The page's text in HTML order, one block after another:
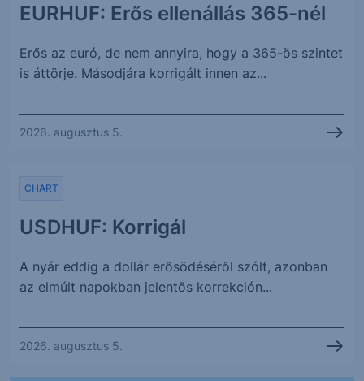
EURHUF: Erős ellenállás 365-nél
Erős az euró, de nem annyira, hogy a 365-ös szintet
is áttörje. Másodjára korrigált innen az...
2026. augusztus 5.
USDHUF: Korrigál
CHART
A nyár eddig a dollár erősödéséről szólt, azonban
az elmúlt napokban jelentős korrekción...
2026. augusztus 5.